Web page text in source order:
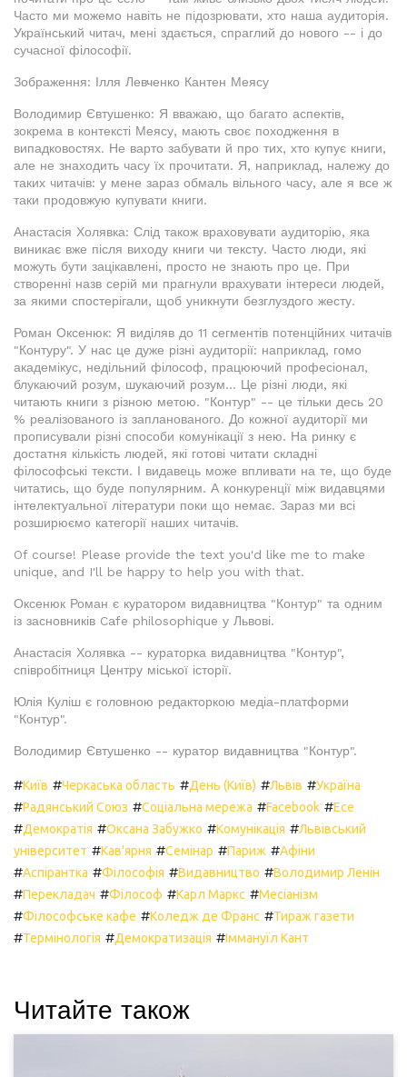
Часто ми можемо навіть не підозрювати, хто наша аудиторія.
Український читач, мені здається, спраглий до нового -- і до
сучасної філософії.
Зображення: Ілля Левченко Кантен Меясу
Володимир Євтушенко: Я вважаю, що багато аспектів,
зокрема в контексті Меясу, мають своє походження в
випадковостях. Не варто забувати й про тих, хто купує книги,
але не знаходить часу їх прочитати. Я, наприклад, належу до
таких читачів: у мене зараз обмаль вільного часу, але я все ж
таки продовжую купувати книги.
Анастасія Холявка: Слід також враховувати аудиторію, яка
виникає вже після виходу книги чи тексту. Часто люди, які
можуть бути зацікавлені, просто не знають про це. При
створенні назв серій ми прагнули врахувати інтереси людей,
за якими спостерігали, щоб уникнути безглуздого жесту.
Роман Оксенюк: Я виділяв до 11 сегментів потенційних читачів
"Контуру". У нас це дуже різні аудиторії: наприклад, гомо
академікус, недільний філософ, працюючий професіонал,
блукаючий розум, шукаючий розум... Це різні люди, які
читають книги з різною метою. "Контур" -- це тільки десь 20
% реалізованого із запланованого. До кожної аудиторії ми
прописували різні способи комунікації з нею. На ринку є
достатня кількість людей, які готові читати складні
філософські тексти. І видавець може впливати на те, що буде
читатись, що буде популярним. А конкуренції між видавцями
інтелектуальної літератури поки що немає. Зараз ми всі
розширюємо категорії наших читачів.
Of course! Please provide the text you'd like me to make
unique, and I'll be happy to help you with that.
Оксенюк Роман є куратором видавництва "Контур" та одним
із засновників Cafe philosophique у Львові.
Анастасія Холявка -- кураторка видавництва "Контур",
співробітниця Центру міської історії.
Юлія Куліш є головною редакторкою медіа-платформи
"Контур".
Володимир Євтушенко -- куратор видавництва "Контур".
#Київ #Черкаська область #День (Київ) #Львів #Україна
#Радянський Союз #Соціальна мережа #Facebook #Есе
#Демократія #Оксана Забужко #Комунікація #Львівський
університет #Кав'ярня #Семінар #Париж #Афіни
#Аспірантка #Філософія #Видавництво #Володимир Ленін
#Перекладач #Філософ #Карл Маркс #Месіанізм
#Філософське кафе #Коледж де Франс #Тираж газети
#Термінологія #Демократизація #Іммануїл Кант
Читайте також